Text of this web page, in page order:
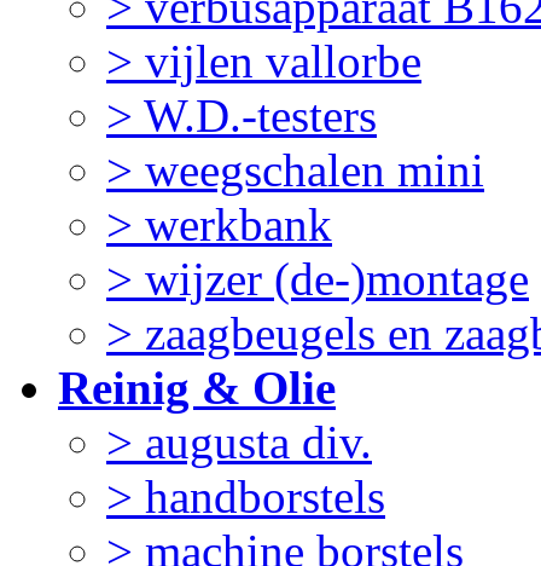
> vijlen vallorbe
> W.D.-testers
> weegschalen mini
> werkbank
> wijzer (de-)montage
> zaagbeugels en
Reinig & Olie
> augusta div.
> handborstels
> machine borstels